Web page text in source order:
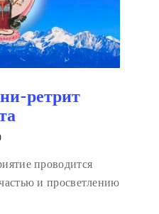
ретрит
проводится
и просветлению